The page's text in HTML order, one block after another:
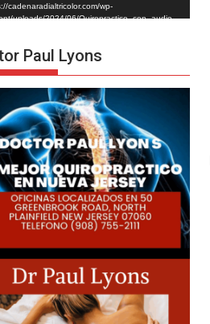
cadenaradialtricolor.com/wp-
uploads/2024/06/Quiropractico_con_audio_
Paul Lyons